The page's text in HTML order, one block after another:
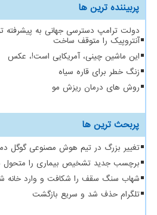
پربیننده ترین ها
دولت ترامپ دسترسی جهانی به
آنتروپیک را متوقف ساخت
این ماشین چینی، آمریکایی است!، عکس
زنگ خطر برای قاره سیاه
روش های درمان ریزش مو
پربحث ترین ها
تغییر بزرگ در تیم هوش مصنوعی گوگل
برچسب جدید تشخیص بیماری را متحول
شهاب سنگ سقف را شکافت و وارد خانه
تلگرام حذف شد و سریع بازگشت